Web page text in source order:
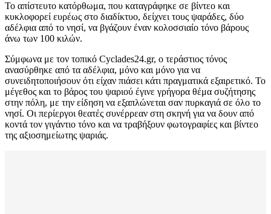
Το απίστευτο κατόρθωμα, που καταγράφηκε σε βίντεο και
κυκλοφορεί ευρέως στο διαδίκτυο, δείχνει τους ψαράδες, δύο
αδέλφια από το νησί, να βγάζουν έναν κολοσσιαίο τόνο βάρους
άνω των 100 κιλών.
Σύμφωνα με τον τοπικό Cyclades24.gr, ο τεράστιος τόνος
ανασύρθηκε από τα αδέλφια, μόνο και μόνο για να
συνειδητοποιήσουν ότι είχαν πιάσει κάτι πραγματικά εξαιρετικό. Το
μέγεθος και το βάρος του ψαριού έγινε γρήγορα θέμα συζήτησης
στην πόλη, με την είδηση να εξαπλώνεται σαν πυρκαγιά σε όλο το
νησί. Οι περίεργοι θεατές συνέρρεαν στη σκηνή για να δουν από
κοντά τον γιγάντιο τόνο και να τραβήξουν φωτογραφίες και βίντεο
της αξιοσημείωτης ψαριάς.